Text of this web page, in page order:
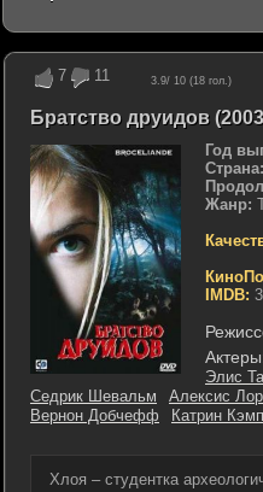
7 11 3.9/ 10 (18 гол.)
Братство друидов
Год
Страна:
Жанр:
IMDB:
Элис
Седрик Шевальм
Алексис
Вернон Добчефф
Катрин Кэмп
Хлоя – студентка